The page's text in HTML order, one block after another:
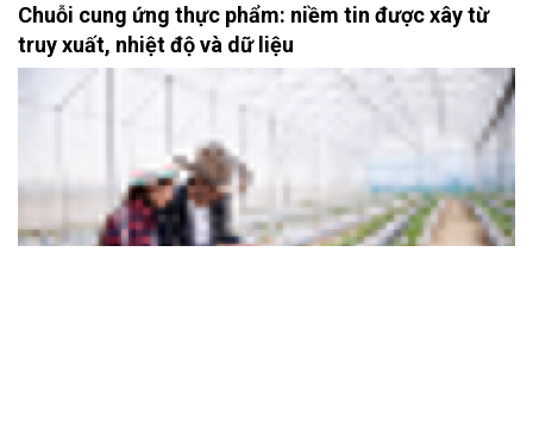
Chuỗi cung ứng thực phẩm: niềm tin được xây từ
truy xuất, nhiệt độ và dữ liệu